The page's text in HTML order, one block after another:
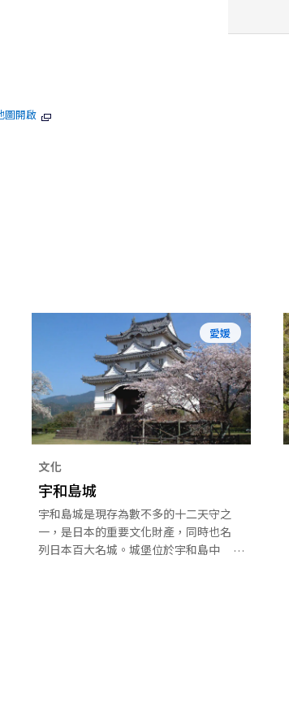
圖開啟
愛媛
文化
宇和島城
宇和島城是現存為數不多的十二天守之
一，是日本的重要文化財產，同時也名
列日本百大名城。城堡位於宇和島中